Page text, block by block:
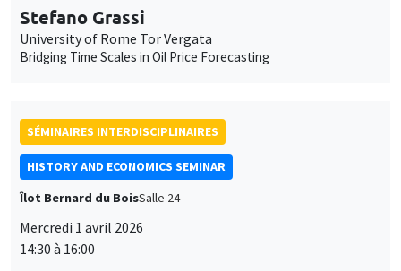
Stefano Grassi
University of Rome Tor Vergata
Bridging Time Scales in Oil Price Forecasting
SÉMINAIRES INTERDISCIPLINAIRES
HISTORY AND ECONOMICS SEMINAR
Îlot Bernard du BoisSalle 24
Mercredi 1 avril 2026
14:30 à 16:00